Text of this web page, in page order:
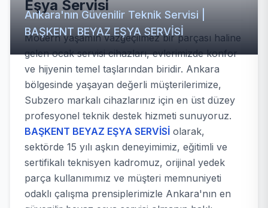
Ankara'nın Güvenilir Teknik Servisi |
BAŞKENT BEYAZ EŞYA SERVİSİ
Eşya Servisi
Modern yaşamın vazgeçilmez bir parçası haline
gelen ocak servisi cihazları, evlerimizde konfor
ve hijyenin temel taşlarından biridir. Ankara
bölgesinde yaşayan değerli müşterilerimize,
Subzero markalı cihazlarınız için en üst düzey
profesyonel teknik destek hizmeti sunuyoruz.
BAŞKENT BEYAZ EŞYA SERVİSİ olarak,
sektörde 15 yılı aşkın deneyimimiz, eğitimli ve
sertifikalı teknisyen kadromuz, orijinal yedek
parça kullanımımız ve müşteri memnuniyeti
odaklı çalışma prensiplerimizle Ankara'nın en